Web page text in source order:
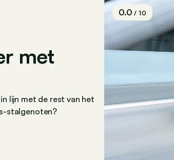
met
lijn met de rest van het
stalgenoten?
0.0/ 10